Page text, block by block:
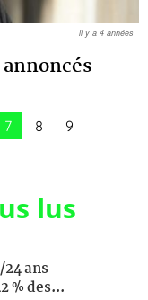
il y a 4 années
7 8 9
lus
ans
% des...